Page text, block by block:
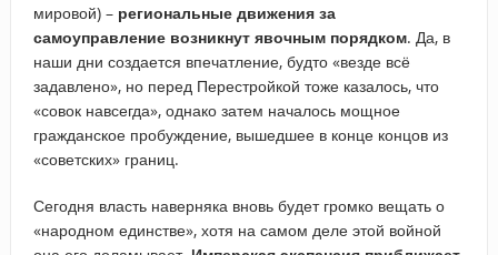
мировой) – региональные движения за
самоуправление возникнут явочным порядком. Да, в
наши дни создается впечатление, будто «везде всё
задавлено», но перед Перестройкой тоже казалось, что
«совок навсегда», однако затем началось мощное
гражданское пробуждение, вышедшее в конце концов из
«советских» границ.
Сегодня власть наверняка вновь будет громко вещать о
«народном единстве», хотя на самом деле этой войной